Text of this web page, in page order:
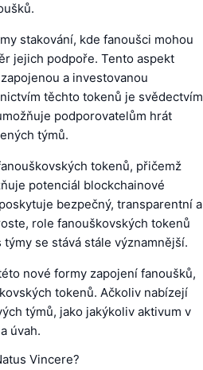
stakování, kde fanoušci mohou
jejich podpoře. Tento aspekt
a investovanou
těchto tokenů je svědectvím
podporovatelům hrát
týmů.
tokenů, přičemž
potenciál blockchainové
bezpečný, transparentní a
role fanouškovských tokenů
se stává stále významnější.
nové formy zapojení fanoušků,
tokenů. Ačkoliv nabízejí
týmů, jako jakýkoliv aktivum v
úvah.
Vincere?